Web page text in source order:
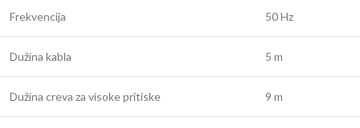
Frekvencija 50 Hz
Dužina kabla 5 m
Dužina creva za visoke pritiske 9 m